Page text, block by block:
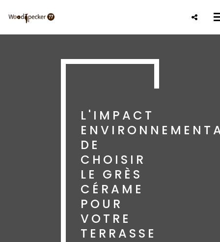
contenu
L'IMPACT
DE
CHOISIR
LE GRÈS
CÉRAME
POUR
VOTRE
TERRASSE